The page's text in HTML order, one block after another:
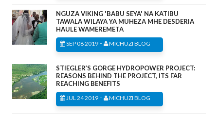
NGUZA VIKING 'BABU SEYA' NA KATIBU
TAWALA WILAYA YA MUHEZA MHE DESDERIA
HAULE WAMEREMETA
SEP 08 2019 - MICHUZI BLOG
STIEGLER’S GORGE HYDROPOWER PROJECT:
REASONS BEHIND THE PROJECT, ITS FAR
REACHING BENEFITS
JUL 24 2019 - MICHUZI BLOG